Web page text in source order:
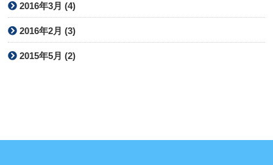
2016年3月 (4)
2016年2月 (3)
2015年5月 (2)